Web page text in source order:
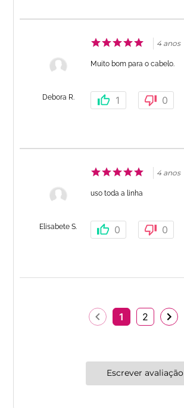
Debora R.
4 anos
Muito bom para o cabelo.
1 0
Elisabete S.
4 anos
uso toda a linha
0 0
1 2
Escrever avaliação